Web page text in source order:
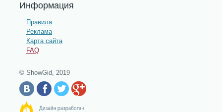
Информация
Правила
Реклама
Карта сайта
FAQ
© ShowGid, 2019